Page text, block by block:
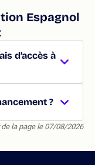
Espagnol
d’accès à
?
la page le 07/08/2026